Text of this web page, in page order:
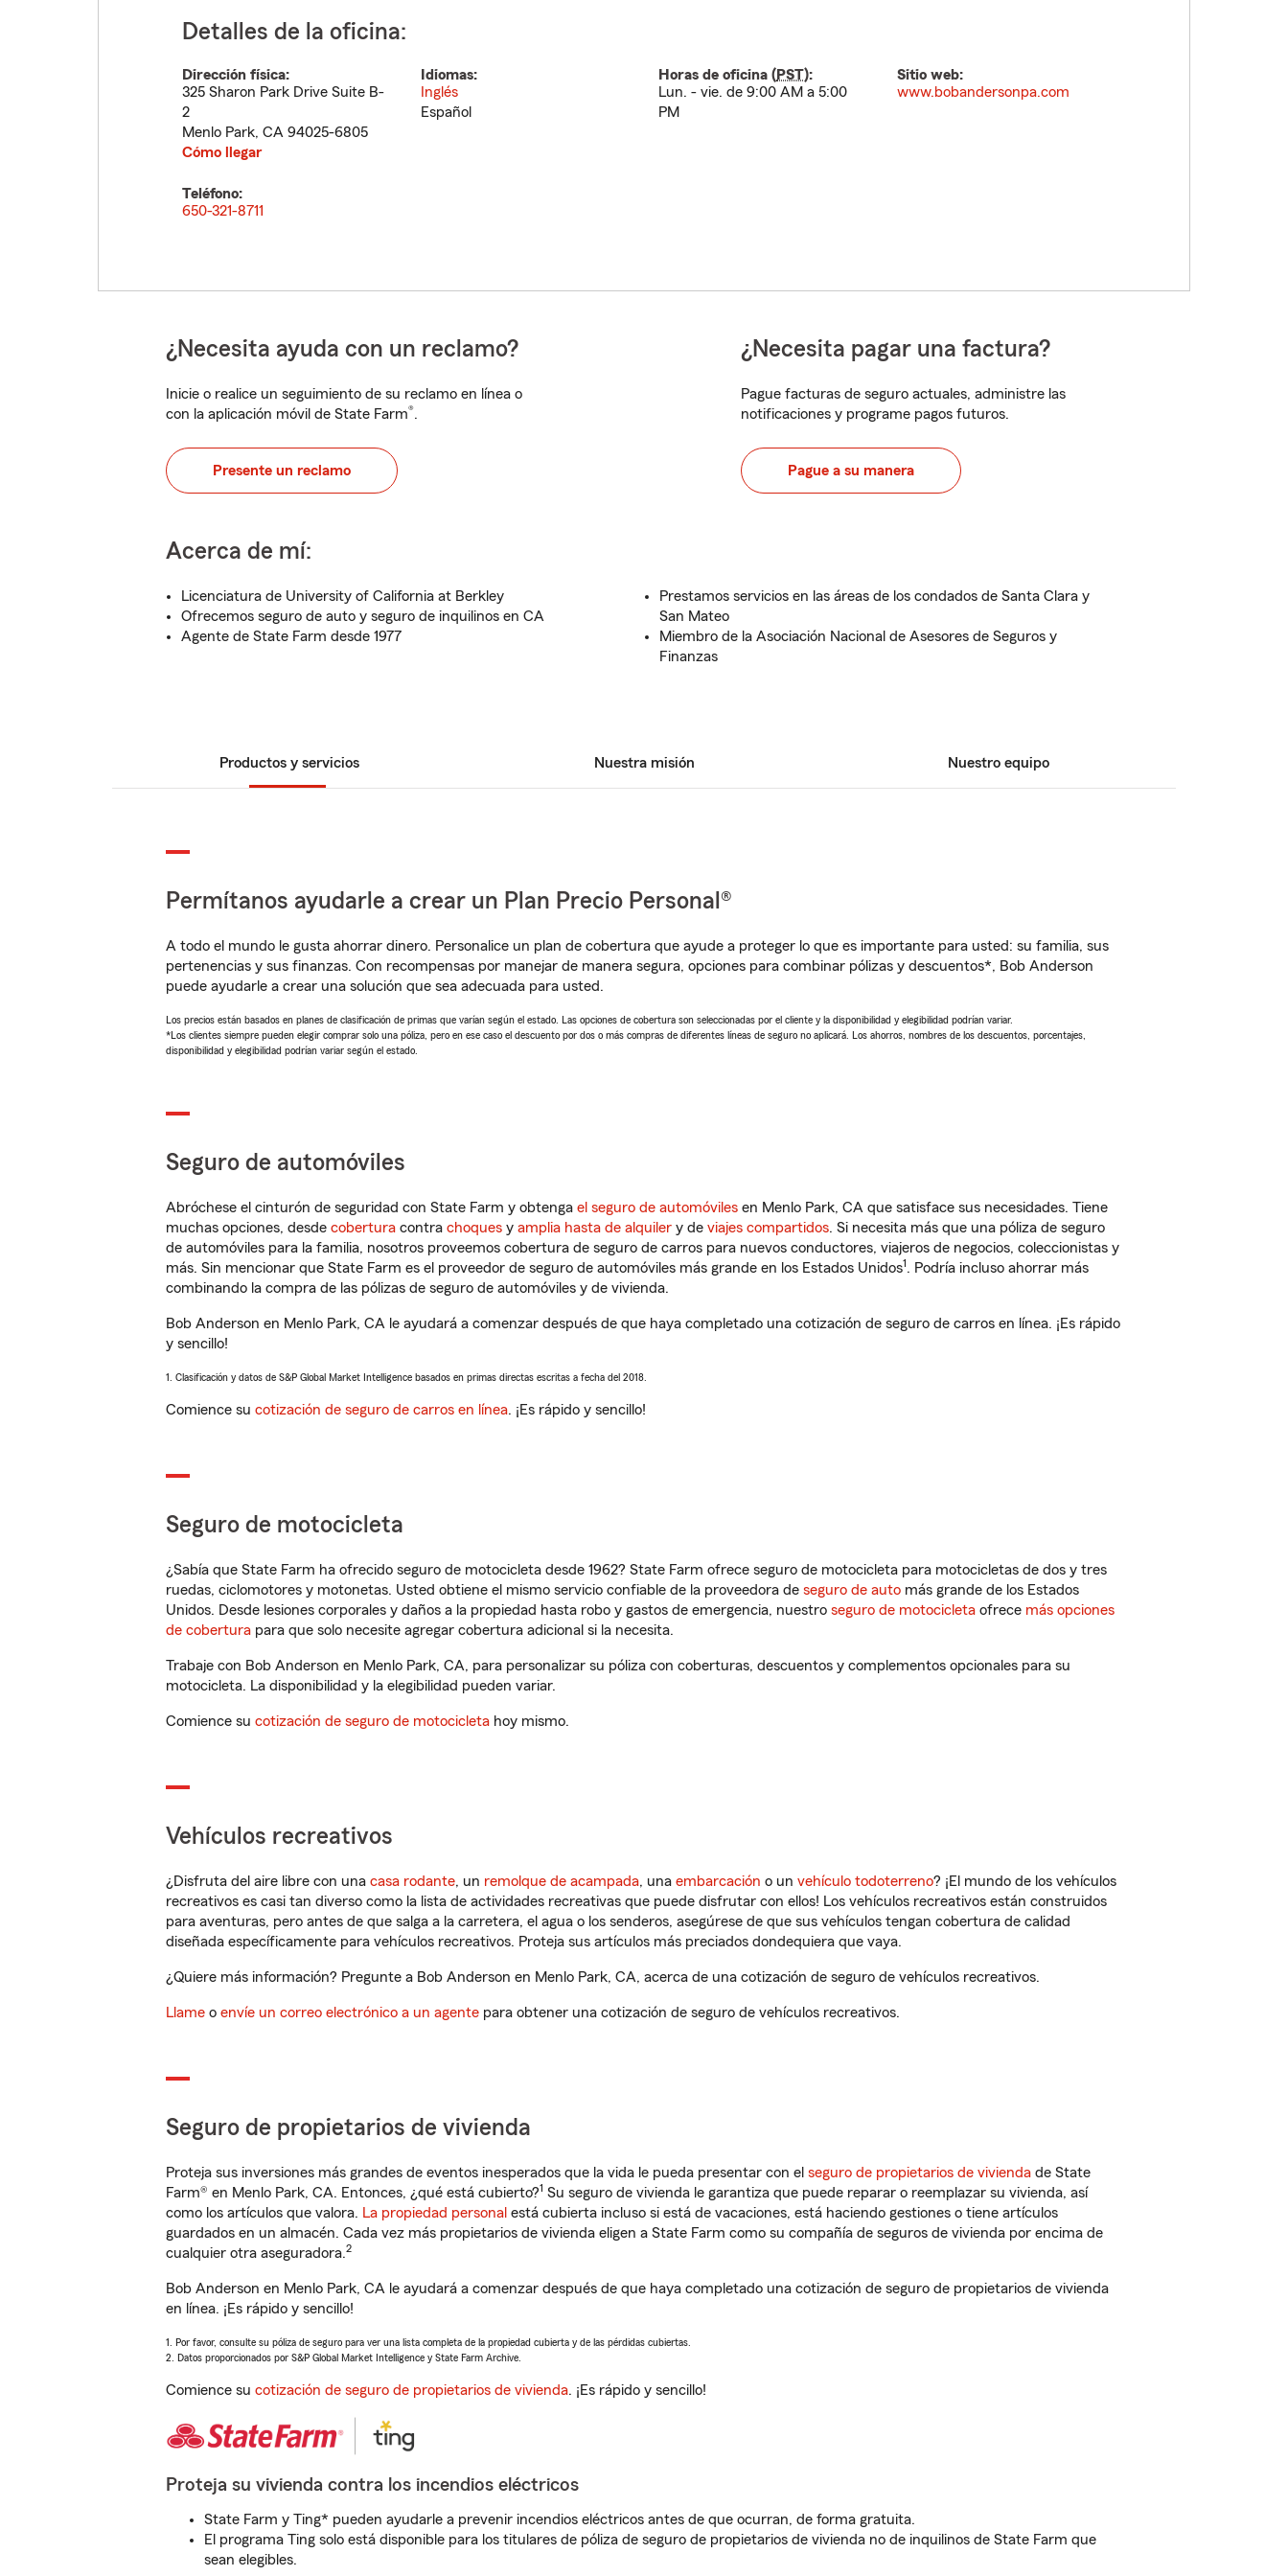
Detalles de la oficina:
Dirección física:
325 Sharon Park Drive Suite B-
2
Menlo Park, CA 94025-6805
Cómo llegar
Idiomas:
Inglés
Español
Horas de oficina (PST):
Lun. - vie. de 9:00 AM a 5:00
PM
Sitio web:
www.bobandersonpa.com
Teléfono:
650-321-8711
¿Necesita ayuda con un reclamo?
Inicie o realice un seguimiento de su reclamo en línea o
con la aplicación móvil de State Farm®.
Presente un reclamo
¿Necesita pagar una factura?
Pague facturas de seguro actuales, administre las
notificaciones y programe pagos futuros.
Pague a su manera
Acerca de mí:
Licenciatura de University of California at Berkley
Ofrecemos seguro de auto y seguro de inquilinos en CA
Agente de State Farm desde 1977
Prestamos servicios en las áreas de los condados de Santa Clara y
San Mateo
Miembro de la Asociación Nacional de Asesores de Seguros y
Finanzas
Productos y servicios Nuestra misión Nuestro equipo
Permítanos ayudarle a crear un Plan Precio Personal®
A todo el mundo le gusta ahorrar dinero. Personalice un plan de cobertura que ayude a proteger lo que es importante para usted: su familia, sus
pertenencias y sus finanzas. Con recompensas por manejar de manera segura, opciones para combinar pólizas y descuentos*, Bob Anderson
puede ayudarle a crear una solución que sea adecuada para usted.
Los precios están basados en planes de clasificación de primas que varían según el estado. Las opciones de cobertura son seleccionadas por el cliente y la disponibilidad y elegibilidad podrían variar.
*Los clientes siempre pueden elegir comprar solo una póliza, pero en ese caso el descuento por dos o más compras de diferentes líneas de seguro no aplicará. Los ahorros, nombres de los descuentos, porcentajes,
disponibilidad y elegibilidad podrían variar según el estado.
Seguro de automóviles
Abróchese el cinturón de seguridad con State Farm y obtenga el seguro de automóviles en Menlo Park, CA que satisface sus necesidades. Tiene
muchas opciones, desde cobertura contra choques y amplia hasta de alquiler y de viajes compartidos. Si necesita más que una póliza de seguro
de automóviles para la familia, nosotros proveemos cobertura de seguro de carros para nuevos conductores, viajeros de negocios, coleccionistas y
más. Sin mencionar que State Farm es el proveedor de seguro de automóviles más grande en los Estados Unidos1. Podría incluso ahorrar más
combinando la compra de las pólizas de seguro de automóviles y de vivienda.
Bob Anderson en Menlo Park, CA le ayudará a comenzar después de que haya completado una cotización de seguro de carros en línea. ¡Es rápido
y sencillo!
1. Clasificación y datos de S&P Global Market Intelligence basados en primas directas escritas a fecha del 2018.
Comience su cotización de seguro de carros en línea. ¡Es rápido y sencillo!
Seguro de motocicleta
¿Sabía que State Farm ha ofrecido seguro de motocicleta desde 1962? State Farm ofrece seguro de motocicleta para motocicletas de dos y tres
ruedas, ciclomotores y motonetas. Usted obtiene el mismo servicio confiable de la proveedora de seguro de auto más grande de los Estados
Unidos. Desde lesiones corporales y daños a la propiedad hasta robo y gastos de emergencia, nuestro seguro de motocicleta ofrece más opciones
de cobertura para que solo necesite agregar cobertura adicional si la necesita.
Trabaje con Bob Anderson en Menlo Park, CA, para personalizar su póliza con coberturas, descuentos y complementos opcionales para su
motocicleta. La disponibilidad y la elegibilidad pueden variar.
Comience su cotización de seguro de motocicleta hoy mismo.
Vehículos recreativos
¿Disfruta del aire libre con una casa rodante, un remolque de acampada, una embarcación o un vehículo todoterreno? ¡El mundo de los vehículos
recreativos es casi tan diverso como la lista de actividades recreativas que puede disfrutar con ellos! Los vehículos recreativos están construidos
para aventuras, pero antes de que salga a la carretera, el agua o los senderos, asegúrese de que sus vehículos tengan cobertura de calidad
diseñada específicamente para vehículos recreativos. Proteja sus artículos más preciados dondequiera que vaya.
¿Quiere más información? Pregunte a Bob Anderson en Menlo Park, CA, acerca de una cotización de seguro de vehículos recreativos.
Llame o envíe un correo electrónico a un agente para obtener una cotización de seguro de vehículos recreativos.
Seguro de propietarios de vivienda
Proteja sus inversiones más grandes de eventos inesperados que la vida le pueda presentar con el seguro de propietarios de vivienda de State
Farm® en Menlo Park, CA. Entonces, ¿qué está cubierto?1 Su seguro de vivienda le garantiza que puede reparar o reemplazar su vivienda, así
como los artículos que valora. La propiedad personal está cubierta incluso si está de vacaciones, está haciendo gestiones o tiene artículos
guardados en un almacén. Cada vez más propietarios de vivienda eligen a State Farm como su compañía de seguros de vivienda por encima de
cualquier otra aseguradora.2
Bob Anderson en Menlo Park, CA le ayudará a comenzar después de que haya completado una cotización de seguro de propietarios de vivienda
en línea. ¡Es rápido y sencillo!
1. Por favor, consulte su póliza de seguro para ver una lista completa de la propiedad cubierta y de las pérdidas cubiertas.
2. Datos proporcionados por S&P Global Market Intelligence y State Farm Archive.
Comience su cotización de seguro de propietarios de vivienda. ¡Es rápido y sencillo!
Proteja su vivienda contra los incendios eléctricos
State Farm y Ting* pueden ayudarle a prevenir incendios eléctricos antes de que ocurran, de forma gratuita.
El programa Ting solo está disponible para los titulares de póliza de seguro de propietarios de vivienda no de inquilinos de State Farm que
sean elegibles.